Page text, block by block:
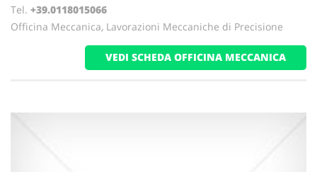
Tel. +39.0118015066
Officina Meccanica, Lavorazioni Meccaniche di Precisione
VEDI SCHEDA OFFICINA MECCANICA